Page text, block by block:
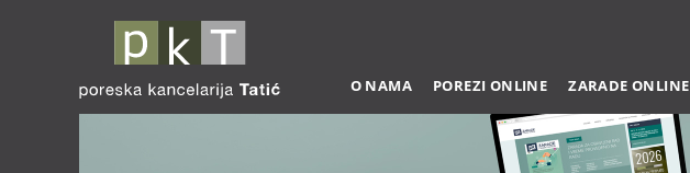
O NAMA POREZI ONLINE ZARADE ONLINE